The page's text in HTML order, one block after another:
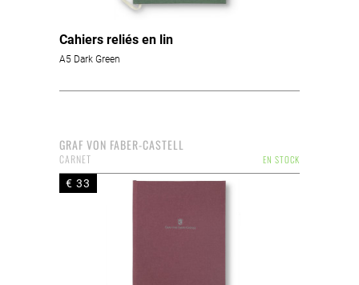
Cahiers reliés en lin
A5 Dark Green
GRAF VON FABER-CASTELL
EN STOCK
CARNET
€ 33